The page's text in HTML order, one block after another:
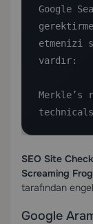
Google
etmenizi
vardır:
Merkle’s
SEO Site
Screaming
tarafından
Google